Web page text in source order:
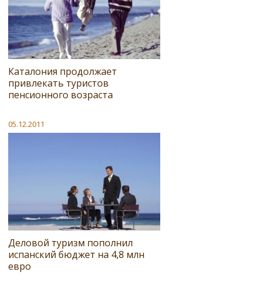
Каталония продолжает
привлекать туристов
пенсионного возраста
05.12.2011
Деловой туризм пополнил
испанский бюджет на 4,8 млн
евро